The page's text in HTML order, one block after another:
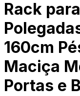
Rack
160cm
Maciça
Portas e